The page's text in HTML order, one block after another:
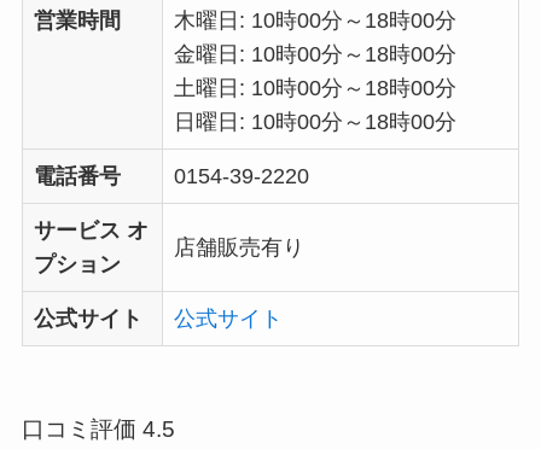
営業時間
木曜日: 10時00分～18時00分
金曜日: 10時00分～18時00分
土曜日: 10時00分～18時00分
日曜日: 10時00分～18時00分
電話番号 0154-39-2220
サービス オ
プション
店舗販売有り
公式サイト 公式サイト
口コミ評価 4.5